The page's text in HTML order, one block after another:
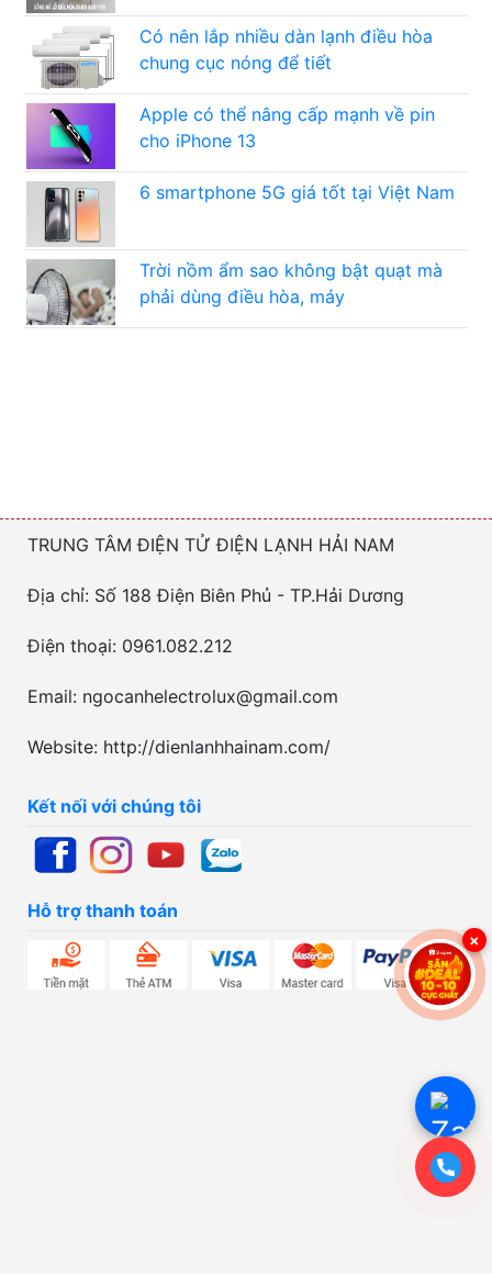
Có nên lắp nhiều dàn lạnh điều hòa
chung cục nóng để tiết
Apple có thể nâng cấp mạnh về pin
cho iPhone 13
6 smartphone 5G giá tốt tại Việt Nam
Trời nồm ẩm sao không bật quạt mà
phải dùng điều hòa, máy
TRUNG TÂM ĐIỆN TỬ ĐIỆN LẠNH HẢI NAM
Địa chỉ: Số 188 Điện Biên Phủ - TP.Hải Dương
Điện thoại: 0961.082.212
Email: ngocanhelectrolux@gmail.com
Website: http://dienlanhhainam.com/
Kết nối với chúng tôi
Hỗ trợ thanh toán
×